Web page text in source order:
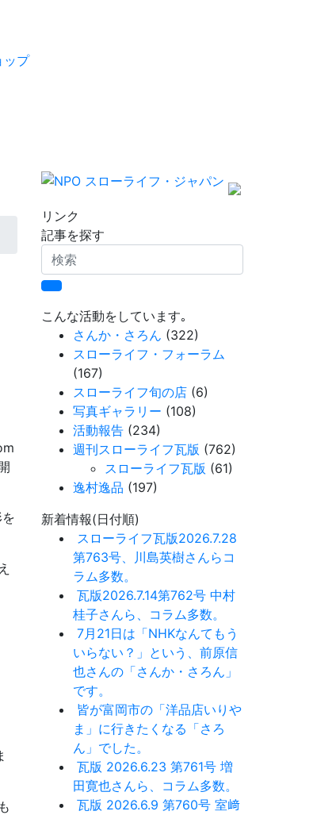
ップ
リンク
記事を探す
検
索
こんな活動をしています｡
さんか・さろん (322)
スローライフ・フォーラム
(167)
スローライフ旬の店 (6)
写真ギャラリー (108)
活動報告 (234)
週刊スローライフ瓦版 (762)
スローライフ瓦版 (61)
逸村逸品 (197)
新着情報(日付順)
スローライフ瓦版2026.7.28
第763号、川島英樹さんらコ
ラム多数。
瓦版2026.7.14第762号 中村
桂子さんら、コラム多数。
7月21日は「NHKなんてもう
いらない？」という、前原信
也さんの「さんか・さろん」
です。
皆が富岡市の「洋品店いりや
ま」に行きたくなる「さろ
ん」でした。
瓦版 2026.6.23 第761号 増
田寛也さんら、コラム多数。
瓦版 2026.6.9 第760号 室﨑